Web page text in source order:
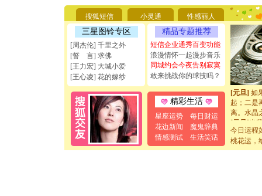
搜狐短信 小灵通 性感丽人
三星图铃专区
[周杰伦] 千里之外
[誓 言] 求佛
[王力宏] 大城小爱
[王心凌] 花的嫁纱
精品专题推荐
短信企业通秀百变功能
浪漫情怀一起漫步音乐
同城约会今夜告别寂寞
敢来挑战你的球技吗？
精彩生活
星座运势
每日财运
花边新闻
魔鬼辞典
情感测试
生活笑话
[圣诞节]
能正大光
天都要快
[圣诞节]
如意,快
[元旦]看
断电。爱
你是我专
[元旦] 如
起；二是
离。水晶
[元旦] 当
泣，这痛
卖了。水
[春节]风
今日运程
桃花运，